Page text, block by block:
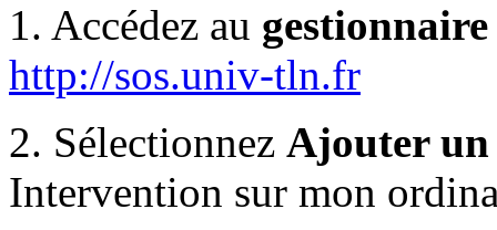
1. Accédez au
http://sos.univ-tln.fr
2. Sélectionnez Ajouter
Intervention sur mon